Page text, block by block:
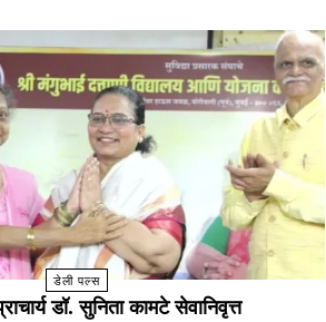
डेली पल्स
डॉ. सुनिता कामटे सेवानिवृत्त